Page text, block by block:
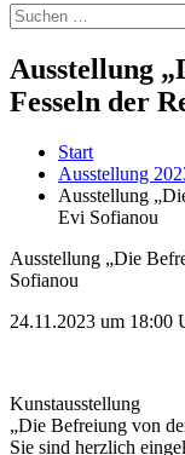
Suchen
nach:
Ausstellung
Fesseln der
Start
Ausstellung
Ausstellung
Evi Sofianou
Ausstellung „Die
Sofianou
24.11.2023 um 18:00
Kunstausstellung
„Die Befreiung von
Sie sind herzlich